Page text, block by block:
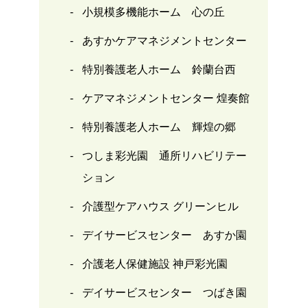
小規模多機能ホーム 心の丘
あすかケアマネジメントセンター
特別養護老人ホーム 鈴蘭台西
ケアマネジメントセンター 煌奏館
特別養護老人ホーム 輝煌の郷
つしま彩光園 通所リハビリテー
ション
介護型ケアハウス グリーンヒル
デイサービスセンター あすか園
介護老人保健施設 神戸彩光園
デイサービスセンター つばき園